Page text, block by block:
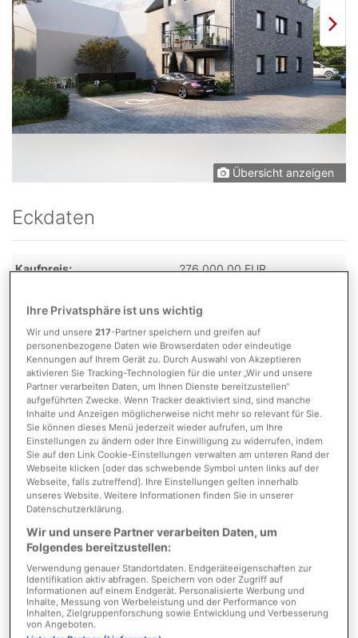
Übersicht anzeigen
Eckdaten
Kaufpreis 276.000,00 EUR
Kosten
Provision
3,00 % inkl. gesetzl. MwSt.
vom Käufer
Provision inkl. MwSt. ja
Detaillierte Informationen
Flächen
Schlafzimmer
Ihre Privatsphäre ist uns wichtig
Wir und unsere217-Partner speichern und greifen auf
personenbezogene Daten wie Browserdaten oder eindeutige
Kennungen auf Ihrem Gerät zu. Durch Auswahl von Akzeptieren
aktivieren Sie Tracking-Technologien für die unter „Wir und unsere
Partner verarbeiten Daten, um Ihnen Dienste bereitzustellen“
aufgeführten Zwecke. Wenn Tracker deaktiviert sind, sind manche
Inhalte und Anzeigen möglicherweise nicht mehr so relevant für Sie.
Sie können dieses Menü jederzeit wieder aufrufen, um Ihre
Einstellungen zu ändern oder Ihre Einwilligung zu widerrufen, indem
Sie auf den Link Cookie-Einstellungen verwalten am unteren Rand der
Webseite klicken [oder das schwebende Symbol unten links auf der
Webseite, falls zutreffend]. Ihre Einstellungen gelten innerhalb
unseres Website. Weitere Informationen finden Sie in unserer
Datenschutzerklärung.
Wir und unsere Partner verarbeiten Daten, um
Folgendes bereitzustellen:
Verwendung genauer Standortdaten. Endgeräteeigenschaften zur
Identifikation aktiv abfragen. Speichern von oder Zugriff auf
Informationen auf einem Endgerät. Personalisierte Werbung und
Inhalte, Messung von Werbeleistung und der Performance von
Inhalten, Zielgruppenforschung sowie Entwicklung und Verbesserung
von Angeboten.